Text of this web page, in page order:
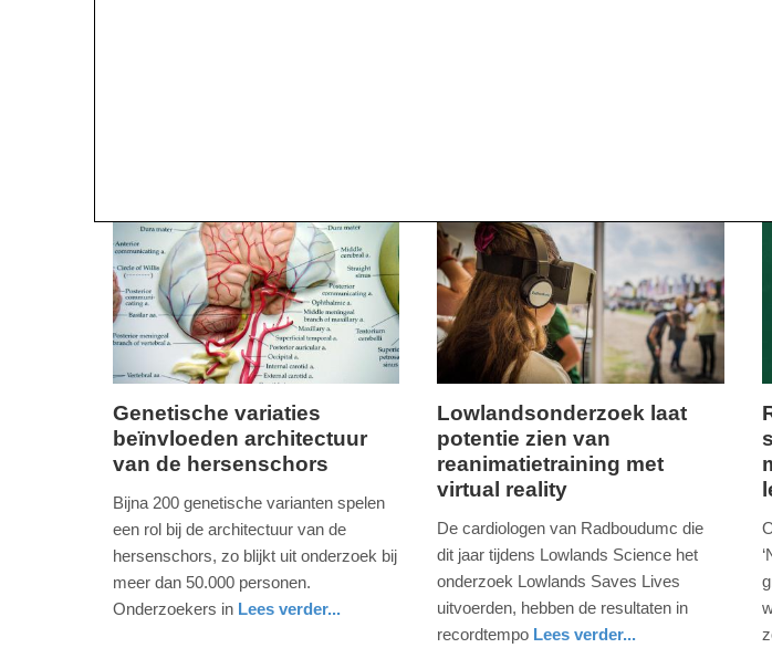
donderdag,
26.
2020
Genetische variaties
beïnvloeden architectuur
van de hersenschors
Bijna 200 genetische varianten spelen
een rol bij de architectuur van de
hersenschors, zo blijkt uit onderzoek bij
meer dan 50.000 personen.
Onderzoekers in Lees verder...
zondag,
17.
november
2019
15:47
Update:
Lowlandsonderzoek laat
potentie zien van
reanimatietraining met
virtual reality
De cardiologen van Radboudumc die
dit jaar tijdens Lowlands Science het
onderzoek Lowlands Saves Lives
uitvoerden, hebben de resultaten in
recordtempo Lees verder...
-